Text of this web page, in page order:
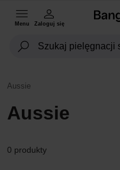
Menu Zaloguj się
Aussie
Aussie
0 produkty